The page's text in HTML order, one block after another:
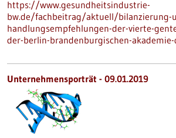
https://www.gesundheitsindustrie-
bw.de/fachbeitrag/aktuell/bilanzierung-
handlungsempfehlungen-der-vierte-
der-berlin-brandenburgischen-
Unternehmensporträt - 09.01.2019